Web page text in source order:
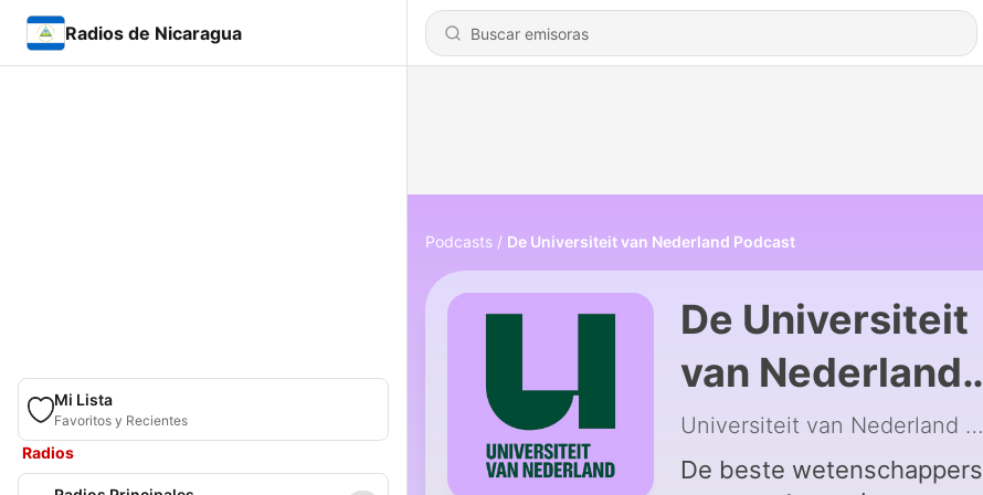
Radios de Nicaragua
Mi Lista
Favoritos y Recientes
Radios
Podcasts De Universiteit van Nederland Podcast
De Universiteit
van Nederland
Podcast
Universiteit van Nederland |
De beste wetenschappers